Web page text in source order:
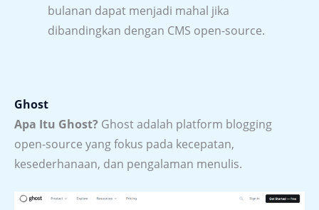
bulanan dapat menjadi mahal jika
dibandingkan dengan CMS open-source.
Ghost
Apa Itu Ghost? Ghost adalah platform blogging
open-source yang fokus pada kecepatan,
kesederhanaan, dan pengalaman menulis.